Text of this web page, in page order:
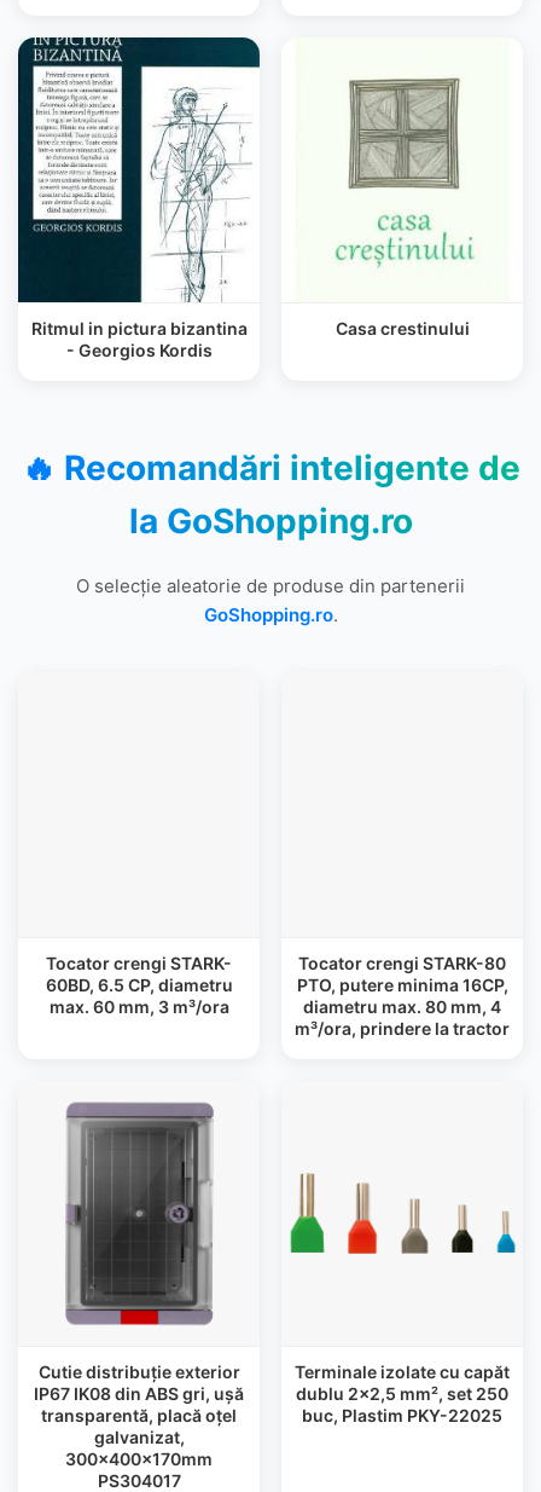
Ritmul in pictura bizantina
- Georgios Kordis
Casa crestinului
🔥 Recomandări inteligente de
la GoShopping.ro
O selecție aleatorie de produse din partenerii
GoShopping.ro.
Tocator crengi STARK-
60BD, 6.5 CP, diametru
max. 60 mm, 3 m³/ora
Tocator crengi STARK-80
PTO, putere minima 16CP,
diametru max. 80 mm, 4
m³/ora, prindere la tractor
Cutie distribuție exterior
IP67 IK08 din ABS gri, ușă
transparentă, placă oțel
galvanizat,
300x400x170mm
PS304017
Terminale izolate cu capăt
dublu 2×2,5 mm², set 250
buc, Plastim PKY-22025